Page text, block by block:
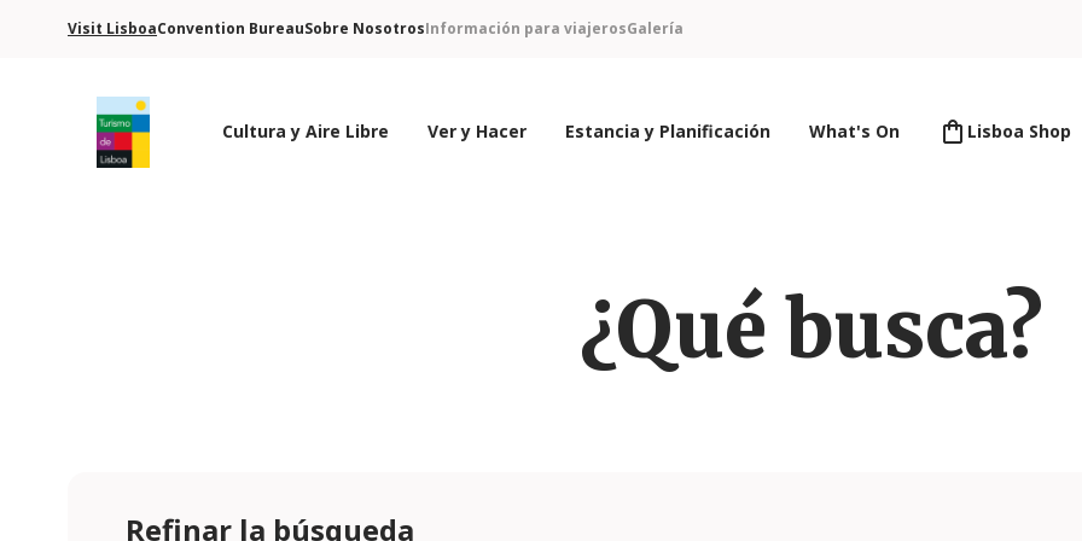
Visit LisboaConvention BureauSobre NosotrosInformación para viajerosGalería
Cultura y Aire Libre Ver y Hacer Estancia y Planificación What's On Lisboa Shop
¿Qué busca?
Refinar la búsqueda